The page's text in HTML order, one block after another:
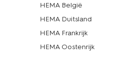
HEMA België
HEMA Duitsland
HEMA Frankrijk
HEMA Oostenrijk